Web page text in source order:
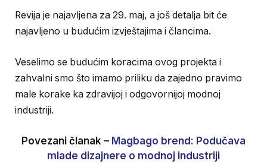
Revija je najavljena za 29. maj, a još detalja bit će
najavljeno u budućim izvještajima i člancima.
Veselimo se budućim koracima ovog projekta i
zahvalni smo što imamo priliku da zajedno pravimo
male korake ka zdravijoj i odgovornijoj modnoj
industriji.
Povezani članak – Magbago brend: Podučava
mlade dizajnere o modnoj industriji